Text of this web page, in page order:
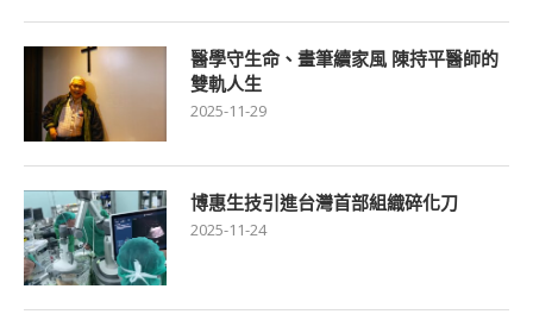
醫學守生命、畫筆續家風 陳持平醫師的
雙軌人生
2025-11-29
博惠生技引進台灣首部組織碎化刀
2025-11-24